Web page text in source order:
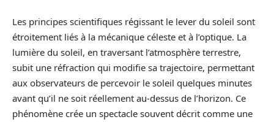
Les principes scientifiques régissant le lever du soleil sont
étroitement liés à la mécanique céleste et à l’optique. La
lumière du soleil, en traversant l’atmosphère terrestre,
subit une réfraction qui modifie sa trajectoire, permettant
aux observateurs de percevoir le soleil quelques minutes
avant qu’il ne soit réellement au-dessus de l’horizon. Ce
phénomène crée un spectacle souvent décrit comme une